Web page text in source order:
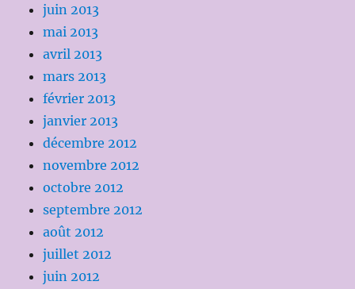
juin 2013
mai 2013
avril 2013
mars 2013
février 2013
janvier 2013
décembre 2012
novembre 2012
octobre 2012
septembre 2012
août 2012
juillet 2012
juin 2012